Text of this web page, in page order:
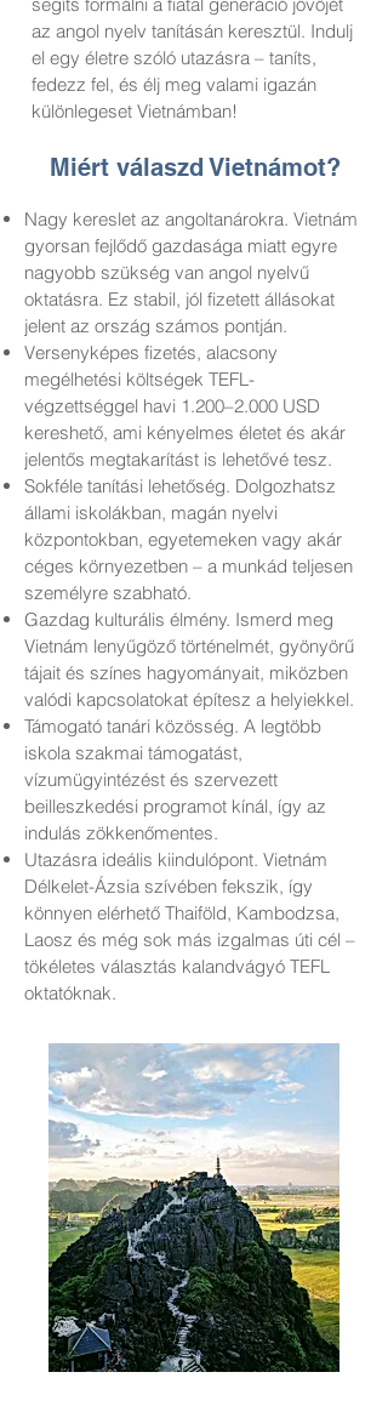
az angol nyelv tanításán keresztül. Indulj
el egy életre szóló utazásra – taníts,
fedezz fel, és élj meg valami igazán
különlegeset Vietnámban!
Miért válaszd Vietnámot?
Nagy kereslet az angoltanárokra. Vietnám
gyorsan fejlődő gazdasága miatt egyre
nagyobb szükség van angol nyelvű
oktatásra. Ez stabil, jól fizetett állásokat
jelent az ország számos pontján.
Versenyképes fizetés, alacsony
megélhetési költségek TEFL-
végzettséggel havi 1.200–2.000 USD
kereshető, ami kényelmes életet és akár
jelentős megtakarítást is lehetővé tesz.
Sokféle tanítási lehetőség. Dolgozhatsz
állami iskolákban, magán nyelvi
központokban, egyetemeken vagy akár
céges környezetben – a munkád teljesen
személyre szabható.
Gazdag kulturális élmény. Ismerd meg
Vietnám lenyűgöző történelmét, gyönyörű
tájait és színes hagyományait, miközben
valódi kapcsolatokat építesz a helyiekkel.
Támogató tanári közösség. A legtöbb
iskola szakmai támogatást,
vízumügyintézést és szervezett
beilleszkedési programot kínál, így az
indulás zökkenőmentes.
Utazásra ideális kiindulópont. Vietnám
Délkelet-Ázsia szívében fekszik, így
könnyen elérhető Thaiföld, Kambodzsa,
Laosz és még sok más izgalmas úti cél –
tökéletes választás kalandvágyó TEFL
oktatóknak.